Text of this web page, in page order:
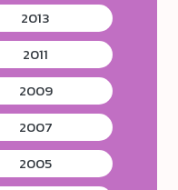
2013
2011
2009
2007
2005